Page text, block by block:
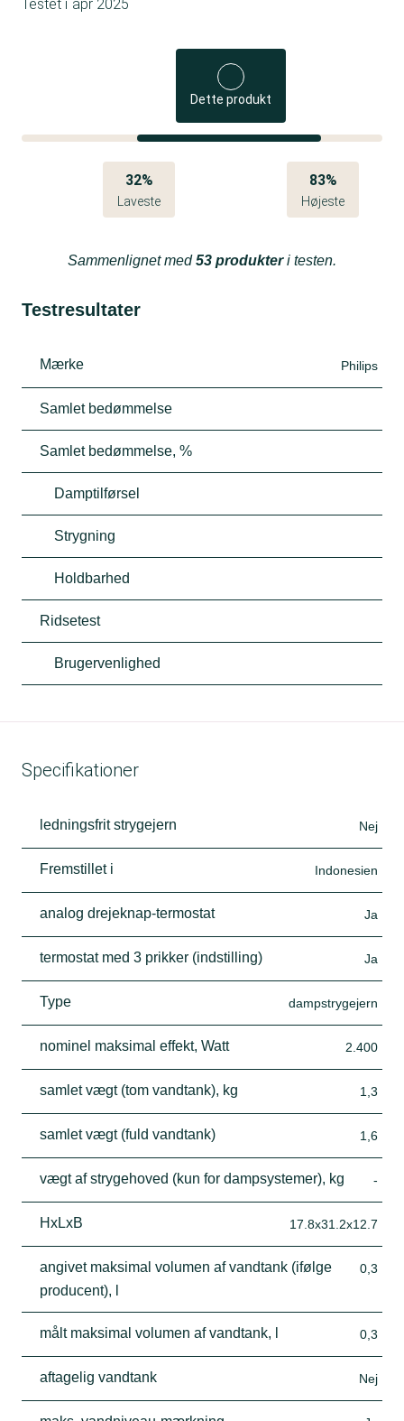
Testet i apr 2025
Dette produkt
32%
Laveste
83%
Højeste
Sammenlignet med53 produkteri testen.
Testresultater
Mærke Philips
Samlet bedømmelse
Samlet bedømmelse, %
Damptilførsel
Strygning
Holdbarhed
Ridsetest
Brugervenlighed
Specifikationer
ledningsfrit strygejern Nej
Fremstillet i Indonesien
analog drejeknap-termostat Ja
termostat med 3 prikker (indstilling) Ja
Type dampstrygejern
nominel maksimal effekt, Watt 2.400
samlet vægt (tom vandtank), kg 1,3
samlet vægt (fuld vandtank) 1,6
vægt af strygehoved (kun for dampsystemer), kg -
HxLxB 17.8x31.2x12.7
angivet maksimal volumen af vandtank (ifølge
producent), l
0,3
målt maksimal volumen af vandtank, l 0,3
aftagelig vandtank Nej